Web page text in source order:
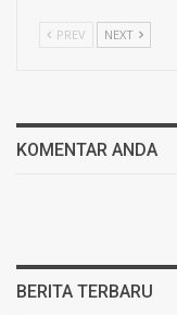
PREV NEXT
KOMENTAR ANDA
BERITA TERBARU